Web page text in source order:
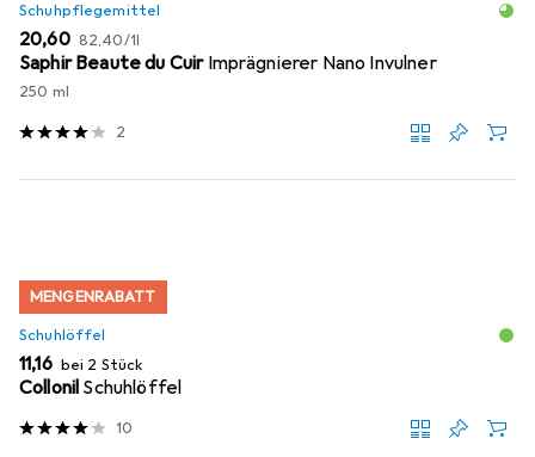
Schuhpflegemittel
EUR
20,60 EUR
82,40/1l
Saphir Beaute du Cuir Imprägnierer Nano Invulner
250 ml
2
MENGENRABATT
Schuhlöffel
EUR
11,16 bei 2 Stück
Collonil Schuhlöffel
10